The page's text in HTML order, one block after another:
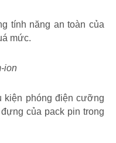
tính năng an toàn của
mức.
ion
kiện phóng điện cưỡng
của pack pin trong